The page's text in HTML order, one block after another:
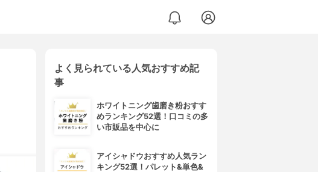
よく見られている人気おすすめ記
事
ホワイトニング歯磨き粉おすす
めランキング52選！口コミの多
い市販品を中心に
アイシャドウおすすめ人気ラン
キング52選！パレット&単色&